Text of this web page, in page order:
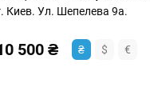
Киев. Ул. Шепелева 9а.
500 ₴ ₴ $ €